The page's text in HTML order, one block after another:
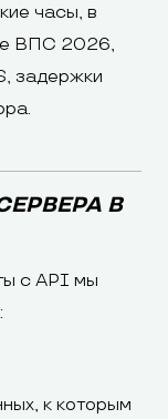
часы, в
ВПС 2026,
задержки
В
с API мы
к которым